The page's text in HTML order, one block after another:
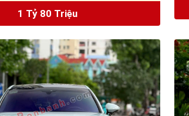
1 Tỷ 80 Triệu